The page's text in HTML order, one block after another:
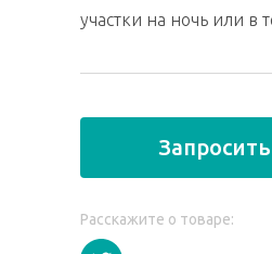
участки на ночь или в
Расскажите о товаре: